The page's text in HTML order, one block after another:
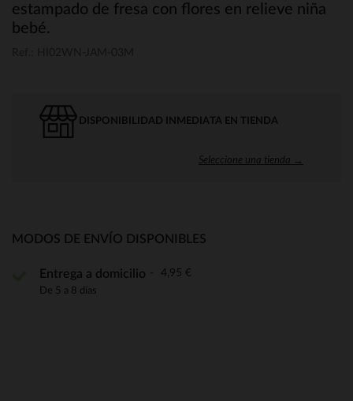
estampado de fresa con flores en relieve niña
bebé.
DISPONIBILIDAD INMEDIATA EN TIENDA
Seleccione una tienda →
MODOS DE ENVÍO DISPONIBLES
Entrega a domicilio 4,95 €
De 5 a 8 días